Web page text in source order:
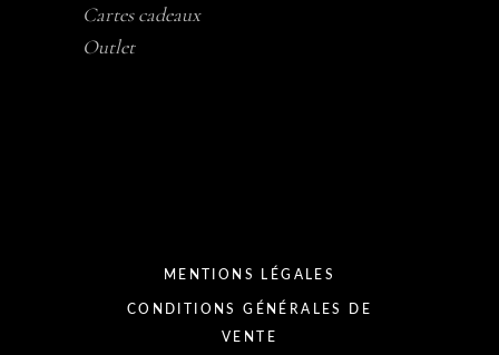
Cartes cadeaux
Outlet
MENTIONS LÉGALES
CONDITIONS GÉNÉRALES DE
VENTE